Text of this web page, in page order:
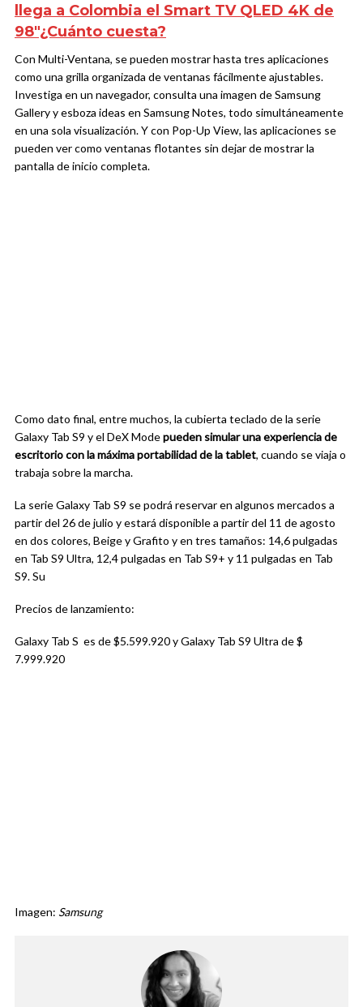
llega a Colombia el Smart TV QLED 4K de
98″¿Cuánto cuesta?
Con Multi-Ventana, se pueden mostrar hasta tres aplicaciones
como una grilla organizada de ventanas fácilmente ajustables.
Investiga en un navegador, consulta una imagen de Samsung
Gallery y esboza ideas en Samsung Notes, todo simultáneamente
en una sola visualización. Y con Pop-Up View, las aplicaciones se
pueden ver como ventanas flotantes sin dejar de mostrar la
pantalla de inicio completa.
Como dato final, entre muchos, la cubierta teclado de la serie
Galaxy Tab S9 y el DeX Modepueden simular una experiencia de
escritorio con la máxima portabilidad de la tablet, cuando se viaja o
trabaja sobre la marcha.
La serie Galaxy Tab S9 se podrá reservar en algunos mercados a
partir del 26 de julio y estará disponible a partir del 11 de agosto
en dos colores, Beige y Grafito y en tres tamaños: 14,6 pulgadas
en Tab S9 Ultra, 12,4 pulgadas en Tab S9+ y 11 pulgadas en Tab
S9. Su
Precios de lanzamiento:
Galaxy Tab S es de $5.599.920 y Galaxy Tab S9 Ultra de $
7.999.920
Imagen: Samsung